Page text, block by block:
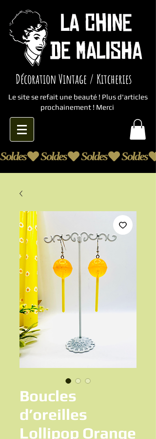
Décoration Vintage / Kitcheries
Le site se refait une beauté ! Plus d'articles
prochainement ! Merci
Soldes
Boucles
d’oreilles
Lollipop Orange